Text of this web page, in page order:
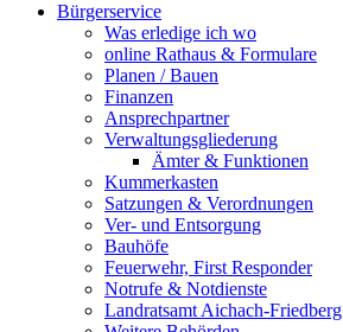
Bürgerservice
Was erledige ich wo
online Rathaus & Formulare
Planen / Bauen
Finanzen
Ansprechpartner
Verwaltungsgliederung
Ämter & Funktionen
Kummerkasten
Satzungen & Verordnungen
Ver- und Entsorgung
Bauhöfe
Feuerwehr, First Responder
Notrufe & Notdienste
Landratsamt Aichach-Friedberg